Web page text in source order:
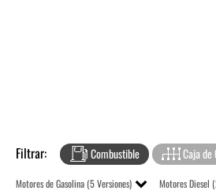
Filtrar: Combustible Caja de
Motores de Gasolina (5 Versiones) Motores Diesel